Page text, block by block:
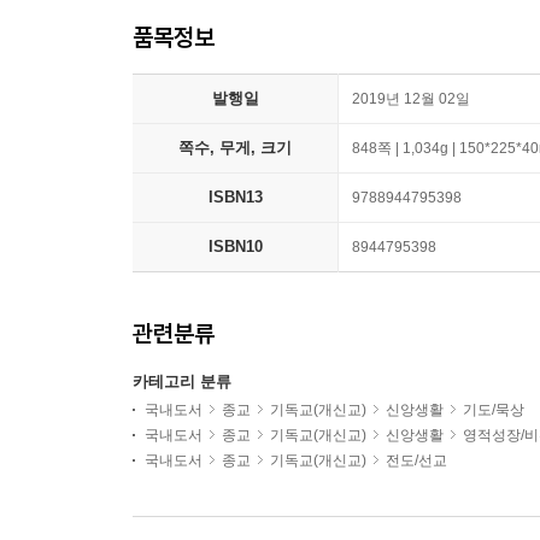
품목정보
발행일 2019년 12월 02일
쪽수, 무게, 크기 848쪽 | 1,034g |
ISBN13 9788944795398
ISBN10 8944795398
관련분류
카테고리 분류
국내도서 종교 기독교(개신교) 신앙생활
기도/묵상
국내도서
종교 기독교(개신교) 신앙생활
영적성장/비
국내도서
종교 기독교(개신교) 전도/선교